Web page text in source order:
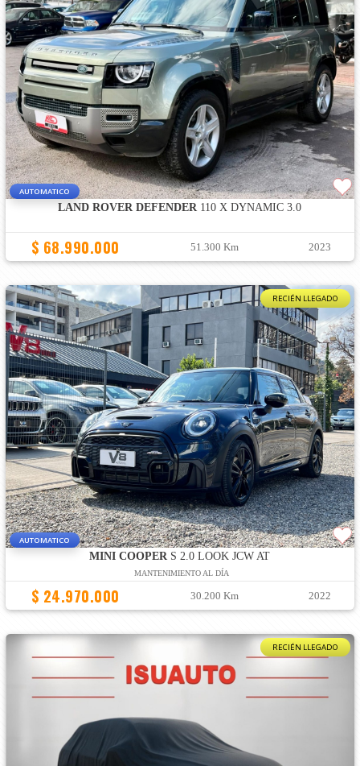
AUTOMATICO
LAND ROVER DEFENDER110 X DYNAMIC 3.0
$ 68.990.000 51.300 Km 2023
RECIÉN LLEGADO
AUTOMATICO
MINI COOPER S 2.0 LOOK JCW AT
MANTENIMIENTO AL DÍA
$ 24.970.000 30.200 Km 2022
RECIÉN LLEGADO